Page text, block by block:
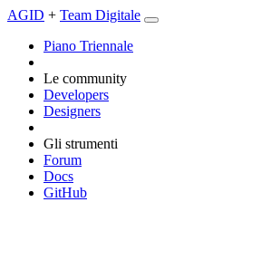
AGID + Team Digitale
Piano Triennale
Le community
Developers
Designers
Gli strumenti
Forum
Docs
GitHub